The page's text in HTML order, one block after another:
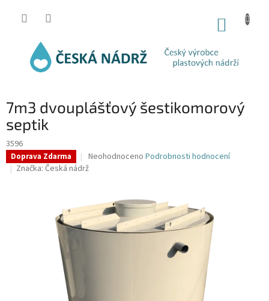
7m3 dvouplášťový šestikomorový
septik
3596
Doprava Zdarma
Průměrné
hodnocení
0,0
z
hvězdiček.
Neohodnoceno Podrobnosti hodnocení
Značka: Česká nádrž